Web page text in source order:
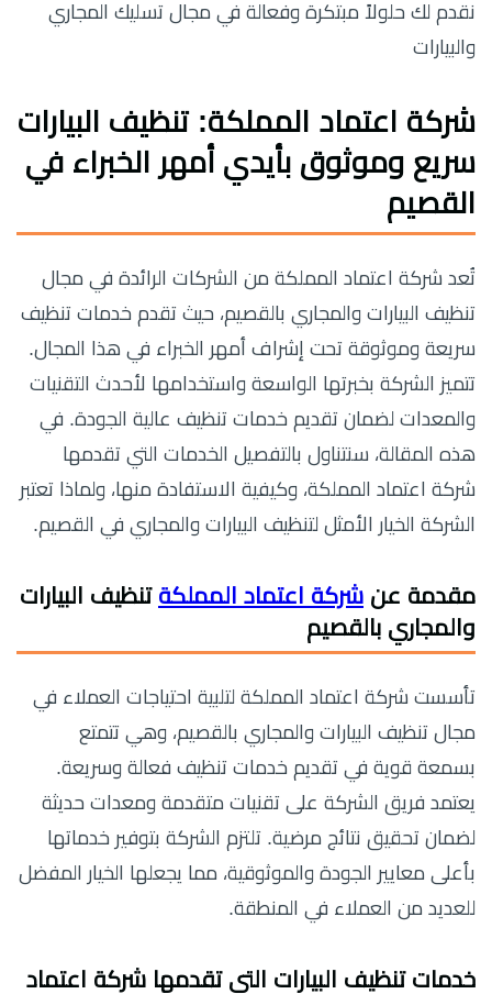
نقدم لك حلولاً مبتكرة وفعالة في مجال تسليك المجاري
والبيارات
شركة اعتماد المملكة: تنظيف البيارات
سريع وموثوق بأيدي أمهر الخبراء في
القصيم
تُعد شركة اعتماد المملكة من الشركات الرائدة في مجال
تنظيف البيارات والمجاري بالقصيم، حيث تقدم خدمات تنظيف
سريعة وموثوقة تحت إشراف أمهر الخبراء في هذا المجال.
تتميز الشركة بخبرتها الواسعة واستخدامها لأحدث التقنيات
والمعدات لضمان تقديم خدمات تنظيف عالية الجودة. في
هذه المقالة، سنتناول بالتفصيل الخدمات التي تقدمها
شركة اعتماد المملكة، وكيفية الاستفادة منها، ولماذا تعتبر
الشركة الخيار الأمثل لتنظيف البيارات والمجاري في القصيم.
مقدمة عن شركة اعتماد المملكة تنظيف البيارات
والمجاري بالقصيم
تأسست شركة اعتماد المملكة لتلبية احتياجات العملاء في
مجال تنظيف البيارات والمجاري بالقصيم، وهي تتمتع
بسمعة قوية في تقديم خدمات تنظيف فعالة وسريعة.
يعتمد فريق الشركة على تقنيات متقدمة ومعدات حديثة
لضمان تحقيق نتائج مرضية. تلتزم الشركة بتوفير خدماتها
بأعلى معايير الجودة والموثوقية، مما يجعلها الخيار المفضل
للعديد من العملاء في المنطقة.
خدمات تنظيف البيارات التي تقدمها شركة اعتماد